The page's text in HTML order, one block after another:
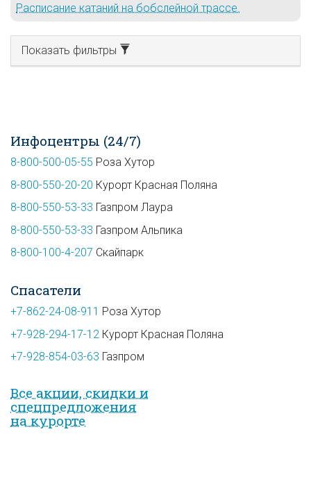
Расписание катаний на бобслейной трассе.
Показать фильтры
Инфоцентры (24/7)
8-800-500-05-55 Роза Хутор
8-800-550-20-20 Курорт Красная Поляна
8-800-550-53-33 Газпром Лаура
8-800-550-53-33 Газпром Альпика
8-800-100-4-207 Скайпарк
Спасатели
+7-862-24-08-911 Роза Хутор
+7-928-294-17-12 Курорт Красная Поляна
+7-928-854-03-63 Газпром
Все акции, скидки и
спец­предложе­ния
на курорте